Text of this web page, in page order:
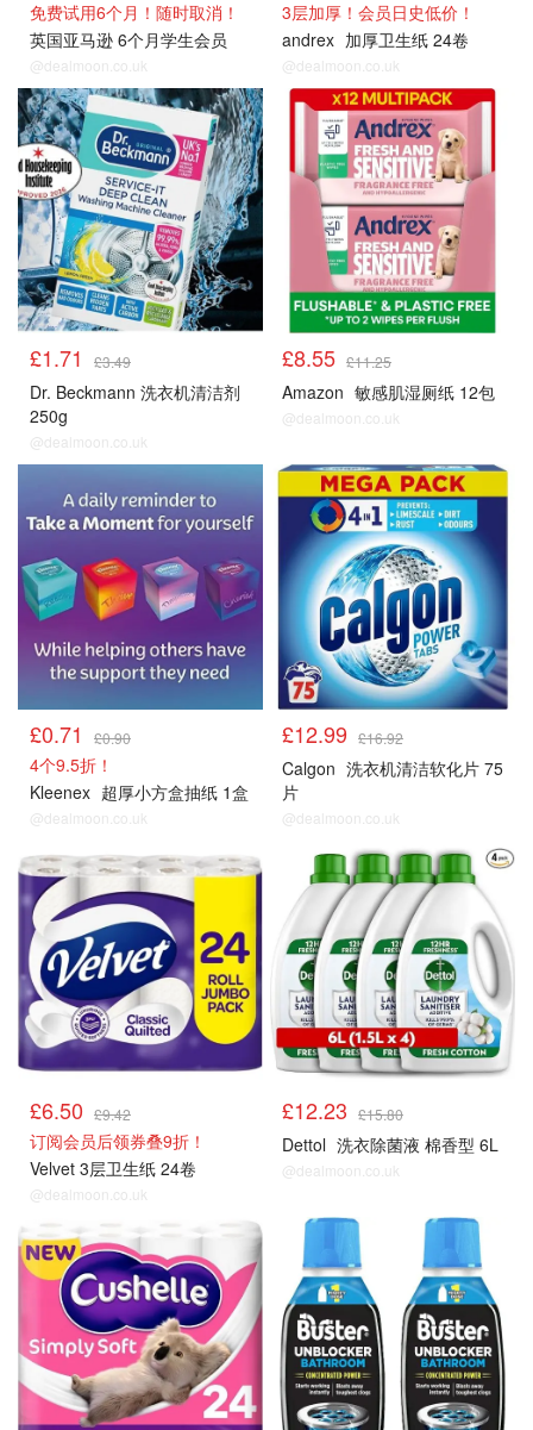
免费试用6个月！随时取消！
英国亚马逊 6个月学生会员
@dealmoon.co.uk
3层加厚！会员日史低价！
andrex 加厚卫生纸 24卷
@dealmoon.co.uk
£1.71 £3.49
Dr. Beckmann 洗衣机清洁剂
250g
@dealmoon.co.uk
£8.55 £11.25
Amazon 敏感肌湿厕纸 12包
@dealmoon.co.uk
£0.71 £0.90
4个9.5折！
Kleenex 超厚小方盒抽纸 1盒
@dealmoon.co.uk
£12.99 £16.92
Calgon 洗衣机清洁软化片 75
片
@dealmoon.co.uk
£6.50 £9.42
订阅会员后领券叠9折！
Velvet 3层卫生纸 24卷
@dealmoon.co.uk
£12.23 £15.80
Dettol 洗衣除菌液 棉香型 6L
@dealmoon.co.uk